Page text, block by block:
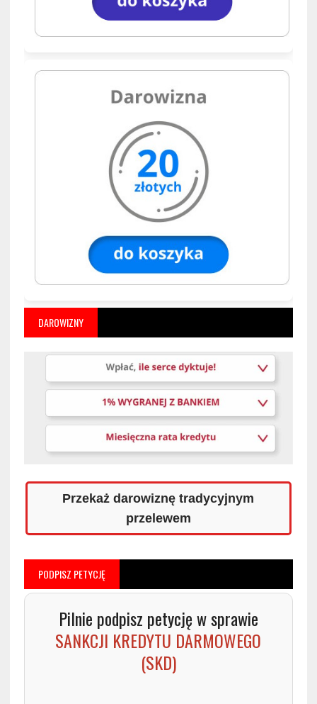
DAROWIZNY
Przekaż darowiznę tradycyjnym
przelewem
PODPISZ PETYCJĘ
Pilnie podpisz petycję w sprawie
SANKCJI KREDYTU DARMOWEGO
(SKD)